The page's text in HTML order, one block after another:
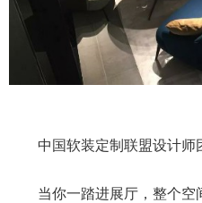
中国软装定制联盟设计师
当你一踏进展厅，整个空